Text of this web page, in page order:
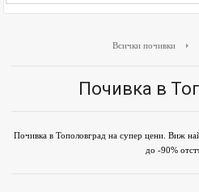
Всички почивки
Почивка в
Почивка в Тополовград на супер цени. Виж
до -90%